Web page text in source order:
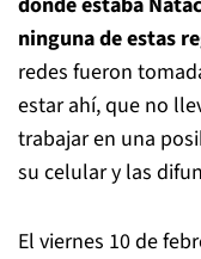
ninguna de estas
redes fueron
estar ahí, que no
trabajar en una
su celular y las
El viernes 10 de